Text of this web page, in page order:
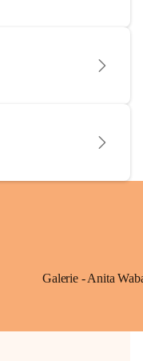
Galerie - Anita